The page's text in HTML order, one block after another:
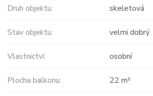
Druh objektu: skeletová
Stav objektu: velmi dobrý
Vlastnictví: osobní
Plocha balkonu: 22 m²